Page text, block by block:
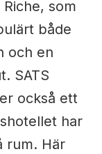
som
både
och en
SATS
också ett
har
rum. Här